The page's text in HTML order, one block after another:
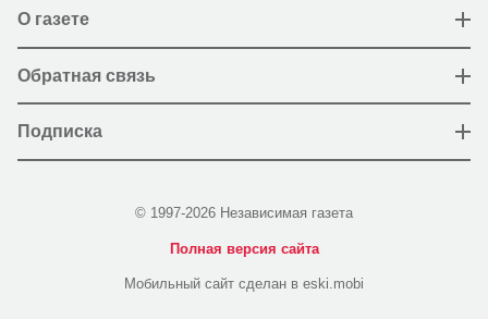
О газете
Обратная связь
Подписка
© 1997-2026 Независимая газета
Полная версия сайта
Мобильный сайт сделан в eski.mobi